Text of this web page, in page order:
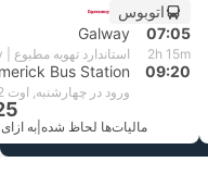
اتوبوس
07:05
Galway
2h 15m استاندارد تهویه مطبوع | Expressway
09:20
Bus Station
ورود در چهارشنبه, اوت 12
مالیات‌ها لحاظ شده به